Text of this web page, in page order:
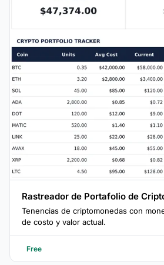
Rastreador de Portafolio de
Tenencias de criptomonedas con
de costo y valor actual.
Free